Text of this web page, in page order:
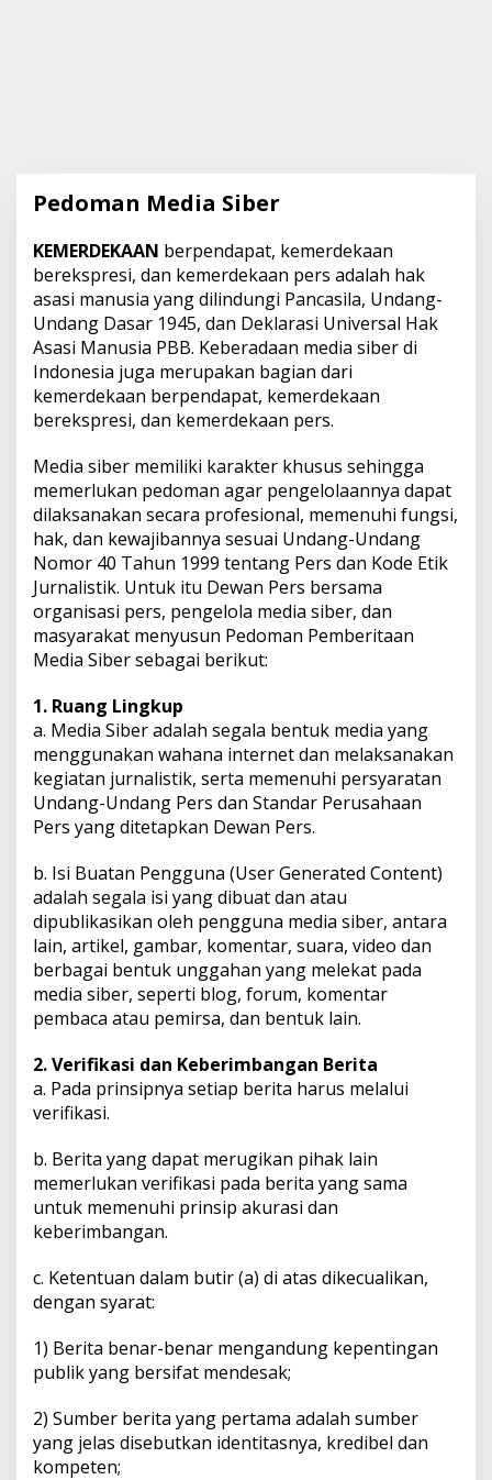
Pedoman Media Siber
|
4
M
A
C
H
2
2
3
B
T
R
-
E
W
S
I
D
KEMERDEKAAN berpendapat, kemerdekaan
berekspresi, dan kemerdekaan pers adalah hak
asasi manusia yang dilindungi Pancasila, Undang-
Undang Dasar 1945, dan Deklarasi Universal Hak
Asasi Manusia PBB. Keberadaan media siber di
Indonesia juga merupakan bagian dari
kemerdekaan berpendapat, kemerdekaan
berekspresi, dan kemerdekaan pers.
Media siber memiliki karakter khusus sehingga
memerlukan pedoman agar pengelolaannya dapat
dilaksanakan secara profesional, memenuhi fungsi,
hak, dan kewajibannya sesuai Undang-Undang
Nomor 40 Tahun 1999 tentang Pers dan Kode Etik
Jurnalistik. Untuk itu Dewan Pers bersama
organisasi pers, pengelola media siber, dan
masyarakat menyusun Pedoman Pemberitaan
Media Siber sebagai berikut:
1. Ruang Lingkup
a. Media Siber adalah segala bentuk media yang
menggunakan wahana internet dan melaksanakan
kegiatan jurnalistik, serta memenuhi persyaratan
Undang-Undang Pers dan Standar Perusahaan
Pers yang ditetapkan Dewan Pers.
b. Isi Buatan Pengguna (User Generated Content)
adalah segala isi yang dibuat dan atau
dipublikasikan oleh pengguna media siber, antara
lain, artikel, gambar, komentar, suara, video dan
berbagai bentuk unggahan yang melekat pada
media siber, seperti blog, forum, komentar
pembaca atau pemirsa, dan bentuk lain.
2. Verifikasi dan Keberimbangan Berita
a. Pada prinsipnya setiap berita harus melalui
verifikasi.
b. Berita yang dapat merugikan pihak lain
memerlukan verifikasi pada berita yang sama
untuk memenuhi prinsip akurasi dan
keberimbangan.
c. Ketentuan dalam butir (a) di atas dikecualikan,
dengan syarat:
1) Berita benar-benar mengandung kepentingan
publik yang bersifat mendesak;
2) Sumber berita yang pertama adalah sumber
yang jelas disebutkan identitasnya, kredibel dan
kompeten;